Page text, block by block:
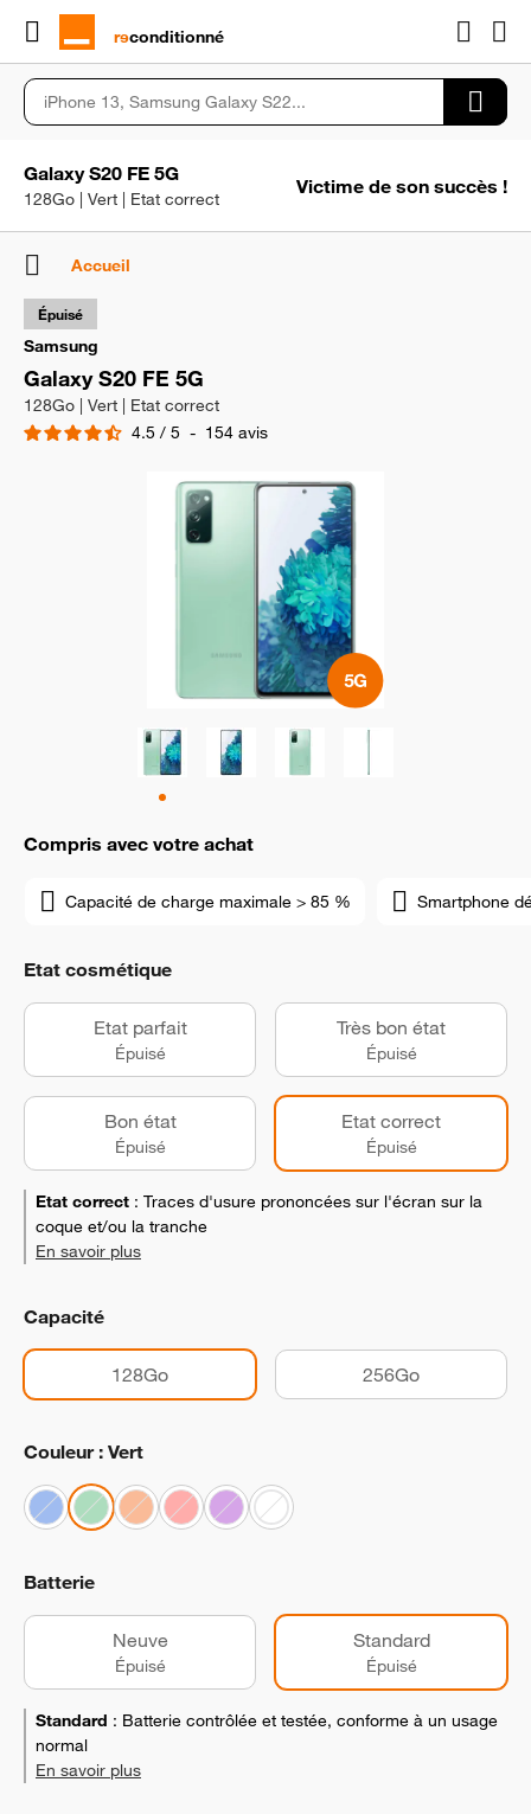
rɘconditionné
Galaxy S20 FE 5G
128Go | Vert | Etat correct
Victime de son succès !
Accueil
Samsung
Galaxy S20 FE 5G
128Go | Vert | Etat correct
4.5 / 5 - 154 avis
Épuisé
Compris avec votre achat
Capacité de charge maximale > 85 % Smartphone
Etat cosmétique
Etat parfait
Épuisé
Très bon état
Épuisé
Bon état
Épuisé
Etat correct
Épuisé
Etat correct : Traces d'usure prononcées sur l'écran sur la
coque et/ou la tranche
En savoir plus
Capacité
128Go 256Go
Couleur : Vert
Batterie
Neuve
Épuisé
Standard
Épuisé
Standard : Batterie contrôlée et testée, conforme à un usage
normal
En savoir plus